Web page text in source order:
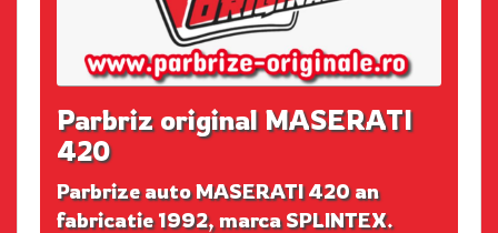
Parbriz original MASERATI
420
Parbrize auto MASERATI 420 an
fabricatie 1992, marca SPLINTEX.